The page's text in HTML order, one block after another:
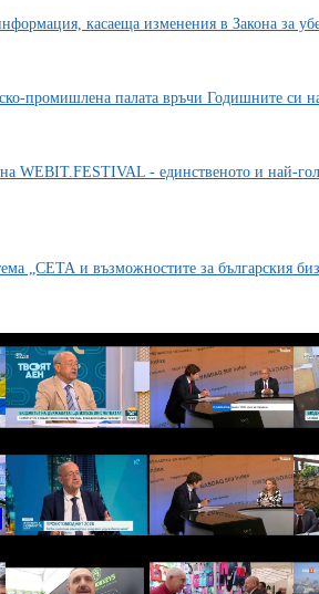
касаеща изменения в Закона за
промишлена палата връчи Годишните си
WEBIT.FESTIVAL - единственото и най-
„СЕТА и възможностите за българския